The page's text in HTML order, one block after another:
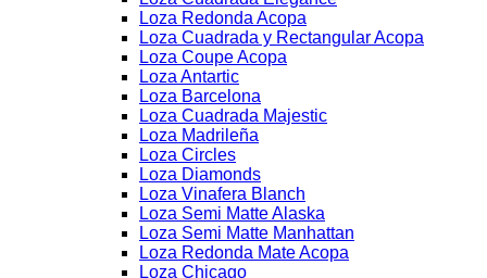
Loza Redonda Acopa
Loza Cuadrada y Rectangular Acopa
Loza Coupe Acopa
Loza Antartic
Loza Barcelona
Loza Cuadrada Majestic
Loza Madrileña
Loza Circles
Loza Diamonds
Loza Vinafera Blanch
Loza Semi Matte Alaska
Loza Semi Matte Manhattan
Loza Redonda Mate Acopa
Loza Chicago